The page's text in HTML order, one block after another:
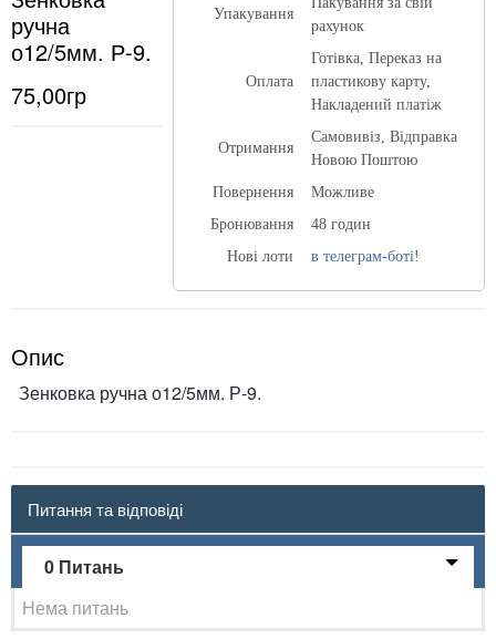
ручна
о12/5мм. Р-9.
75,00гр
Упакування
рахунок
Оплата
Готівка, Переказ на
пластикову карту,
Накладений платіж
Отримання
Самовивіз, Відправка
Новою Поштою
Повернення
Можливе
Бронювання
48 годин
Нові лоти
в телеграм-боті!
Опис
Зенковка ручна о12/5мм. Р-9.
Питання та відповіді
0 Питань
Нема питань